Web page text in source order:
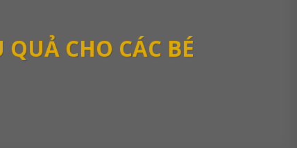
CHO CÁC BÉ